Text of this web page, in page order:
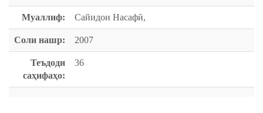
Муаллиф: Сайидои Насафӣ,
Соли нашр: 2007
Теъдоди
саҳифаҳо:
36